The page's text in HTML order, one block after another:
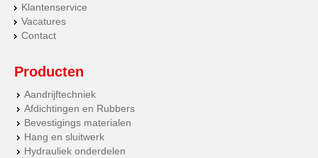
Klantenservice
Vacatures
Contact
Producten
Aandrijftechniek
Afdichtingen en Rubbers
Bevestigings materialen
Hang en sluitwerk
Hydrauliek onderdelen